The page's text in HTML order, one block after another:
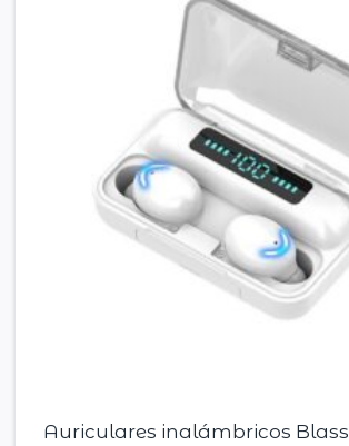
Auriculares inalámbricos Blass